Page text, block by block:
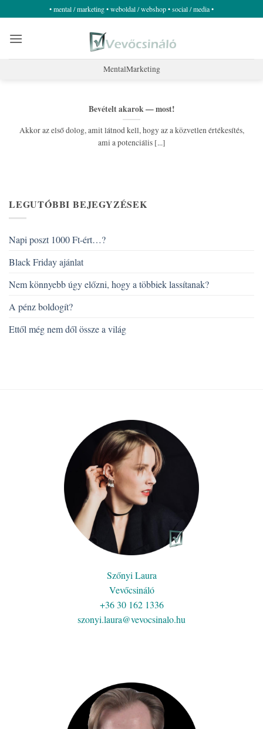
to
content
• mental / marketing • weboldal / webshop • social / media •
MentalMarketing
Bevételt akarok — most!
Akkor az első dolog, amit látnod kell, hogy az a közvetlen értékesítés,
ami a potenciális [...]
LEGUTÓBBI BEJEGYZÉSEK
Napi poszt 1000 Ft-ért…?
Black Friday ajánlat
Nem könnyebb úgy előzni, hogy a többiek lassítanak?
A pénz boldogít?
Ettől még nem dől össze a világ
Szőnyi Laura
Vevőcsináló
+36 30 162 1336
szonyi.laura@vevocsinalo.hu